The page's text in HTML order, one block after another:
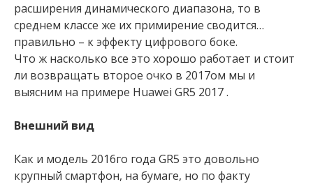
расширения динамического диапазона, то в
среднем классе же их примирение сводится…
правильно – к эффекту цифрового боке.
Что ж насколько все это хорошо работает и стоит
ли возвращать второе очко в 2017ом мы и
выясним на примере Huawei GR5 2017 .
Внешний вид
Как и модель 2016го года GR5 это довольно
крупный смартфон, на бумаге, но по факту